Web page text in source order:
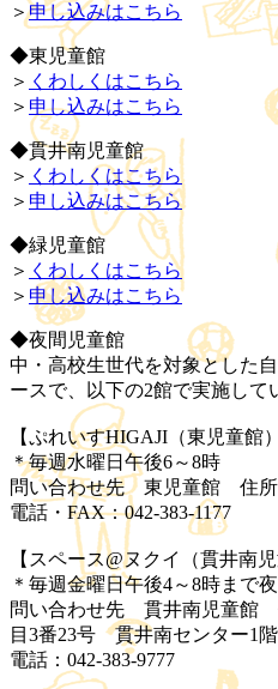
＞申し込みはこちら
◆東児童館
＞ くわしくはこちら
＞ 申し込みはこちら
◆貫井南児童館
＞ くわしくはこちら
＞ 申し込みはこちら
◆緑児童館
＞ くわしくはこちら
＞ 申し込みはこちら
◆夜間児童館
中・高校生世代を対象とした
ースで、以下の2館で実施して
【ぷれいすHIGAJI（東児童館
＊毎週水曜日午後6～8時
問い合わせ先 東児童館 住所
電話・FAX：042-383-1177
【スペース@ヌクイ（貫井南児
＊毎週金曜日午後4～8時まで
問い合わせ先 貫井南児童館
目3番23号 貫井南センター1階
電話：042-383-9777